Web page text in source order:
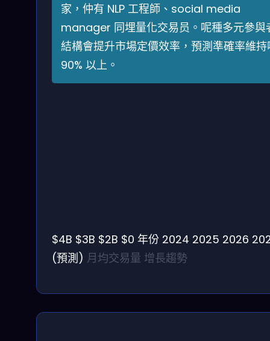
家，仲有 NLP 工程師、social media
manager 同埋量化交易员。呢種多元參與
結構會提升市場定價效率，預測準確率維持
90% 以上。
$4B $3B $2B $0 年份 2024 2025 2026
(預測) 月均交易量 增長趨勢